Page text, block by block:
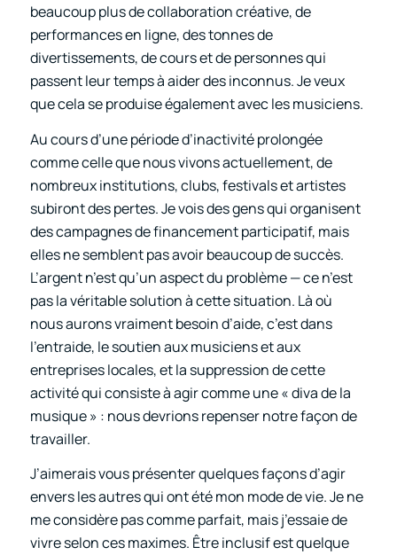
beaucoup plus de collaboration créative, de
performances en ligne, des tonnes de
divertissements, de cours et de personnes qui
passent leur temps à aider des inconnus. Je veux
que cela se produise également avec les musiciens.
Au cours d’une période d’inactivité prolongée
comme celle que nous vivons actuellement, de
nombreux institutions, clubs, festivals et artistes
subiront des pertes. Je vois des gens qui organisent
des campagnes de financement participatif, mais
elles ne semblent pas avoir beaucoup de succès.
L’argent n’est qu’un aspect du problème — ce n’est
pas la véritable solution à cette situation. Là où
nous aurons vraiment besoin d’aide, c’est dans
l’entraide, le soutien aux musiciens et aux
entreprises locales, et la suppression de cette
activité qui consiste à agir comme une « diva de la
musique » : nous devrions repenser notre façon de
travailler.
J’aimerais vous présenter quelques façons d’agir
envers les autres qui ont été mon mode de vie. Je ne
me considère pas comme parfait, mais j’essaie de
vivre selon ces maximes. Être inclusif est quelque